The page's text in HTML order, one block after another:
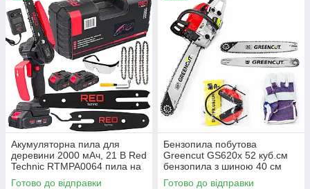
Акумуляторна пила для
деревини 2000 мАч, 21 В Red
Technic RTMPA0064 пила на
акумуляторі
Готово до відправки
Бензопила побутова
Greencut GS620x 52 куб.см
бензопила з шиною 40 см
Готово до відправки